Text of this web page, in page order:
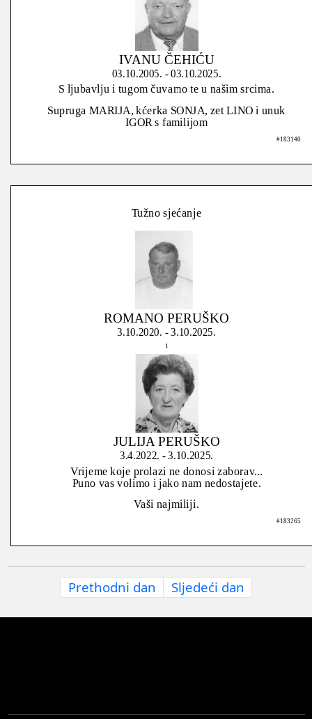
IVANU ČEHIĆU
03.10.2005. - 03.10.2025.
S ljubavlju i tugom čuvamo te u našim srcima.
Supruga MARIJA, kćerka SONJA, zet LINO i unuk
IGOR s familijom
#183140
Tužno sjećanje
ROMANO PERUŠKO
3.10.2020. - 3.10.2025.
i
JULIJA PERUŠKO
3.4.2022. - 3.10.2025.
Vrijeme koje prolazi ne donosi zaborav...
Puno vas volimo i jako nam nedostajete.
Vaši najmiliji.
#183265
Prethodni dan Sljedeći dan